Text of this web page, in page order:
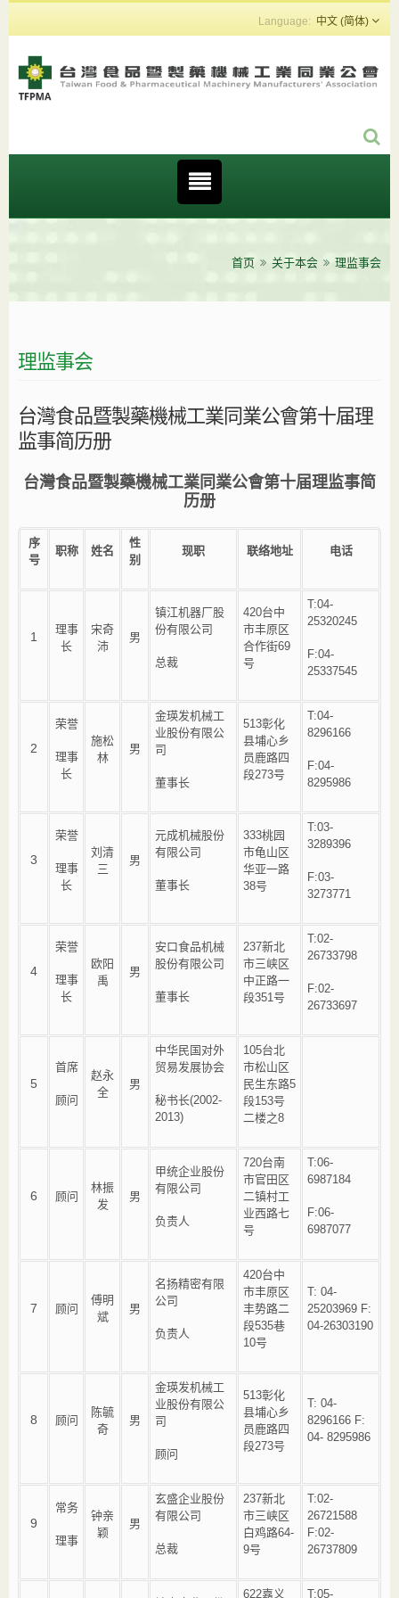
中文 (简体)
首页 关于本会 理监事会
理监事会
台灣食品暨製藥機械工業同業公會第十届理
监事简历册
台灣食品暨製藥機械工業同業公會第十届理监事简
历册
序
号
职称 姓名
性
别
现职 联络地址 电话
1
理事
长
宋奇
沛
男
镇江机器厂股
份有限公司
总裁
420台中
市丰原区
合作街69
号
T:04-
25320245
F:04-
25337545
2
荣誉
理事
长
施松
林
男
金瑛发机械工
业股份有限公
司
董事长
513彰化
县埔心乡
员鹿路四
段273号
T:04-
8296166
F:04-
8295986
3
荣誉
理事
长
刘清
三
男
元成机械股份
有限公司
董事长
333桃园
市龟山区
华亚一路
38号
T:03-
3289396
F:03-
3273771
4
荣誉
理事
长
欧阳
禹
男
安口食品机械
股份有限公司
董事长
237新北
市三峡区
中正路一
段351号
T:02-
26733798
F:02-
26733697
5
首席
顾问
赵永
全
男
中华民国对外
贸易发展协会
秘书长(2002-
2013)
105台北
市松山区
民生东路5
段153号
二楼之8
6 顾问
林振
发
男
甲统企业股份
有限公司
负责人
720台南
市官田区
二镇村工
业西路七
号
T:06-
6987184
F:06-
6987077
7 顾问
傅明
斌
男
名扬精密有限
公司
负责人
420台中
市丰原区
丰势路二
段535巷
10号
T: 04-
25203969 F:
04-26303190
8 顾问
陈毓
奇
男
金瑛发机械工
业股份有限公
司
顾问
513彰化
县埔心乡
员鹿路四
段273号
T: 04-
8296166 F:
04- 8295986
9
常务
理事
钟亲
颖
男
玄盛企业股份
有限公司
总裁
237新北
市三峡区
白鸡路64-
9号
T:02-
26721588
F:02-
26737809
622嘉义 T:05-